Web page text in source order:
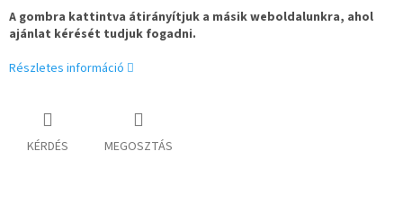
A gombra kattintva átirányítjuk a másik weboldalunkra, ahol
ajánlat kérését tudjuk fogadni.
Részletes információ
KÉRDÉS MEGOSZTÁS